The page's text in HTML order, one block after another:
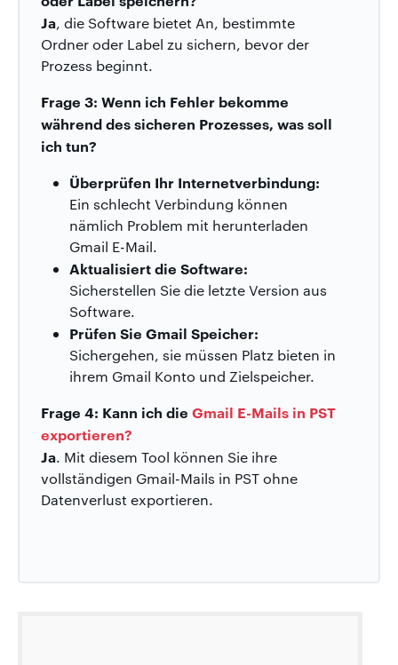
Ja, die Software bietet An, bestimmte
Ordner oder Label zu sichern, bevor der
Prozess beginnt.
Frage 3: Wenn ich Fehler bekomme
während des sicheren Prozesses, was soll
ich tun?
Überprüfen Ihr Internetverbindung:
Ein schlecht Verbindung können
nämlich Problem mit herunterladen
Gmail E-Mail.
Aktualisiert die Software:
Sicherstellen Sie die letzte Version aus
Software.
Prüfen Sie Gmail Speicher:
Sichergehen, sie müssen Platz bieten in
ihrem Gmail Konto und Zielspeicher.
Frage 4: Kann ich die Gmail E-Mails in PST
exportieren?
Ja. Mit diesem Tool können Sie ihre
vollständigen Gmail-Mails in PST ohne
Datenverlust exportieren.